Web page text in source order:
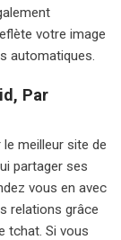
votre image
automatiques.
Par
meilleur site de
partager ses
vous en avec
relations grâce
tchat. Si vous